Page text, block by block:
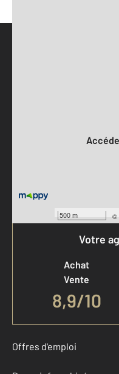
500 m ©
Votre
Achat
Vente
8,9/10
Offres d'emploi